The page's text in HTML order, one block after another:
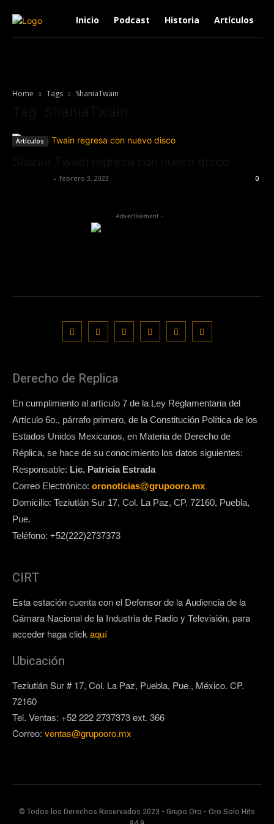
Inicio Podcast Historia Artículos
Home Tags ShaniaTwain
Artículos
- febrero 3, 2023 0
- Advertisement -
Derecho de Replica
En cumplimiento al artículo 7 de la Ley Reglamentaria del
Artículo 6o., párrafo primero, de la Constitución Política de los
Estados Unidos Mexicanos, en Materia de Derecho de
Réplica, se hace de su conocimiento los datos siguientes:
Responsable: Lic. Patricia Estrada
Correo Electrónico: oronoticias@grupooro.mx
Domicilio: Teziutlán Sur 17, Col. La Paz, CP. 72160, Puebla,
Pue.
Teléfono: +52(222)2737373
CIRT
Esta estación cuenta con el Defensor de la Audiencia de la
Cámara Nacional de la Industria de Radio y Televisión, para
acceder haga click aquí
Ubicación
Teziutlán Sur # 17, Col. La Paz, Puebla, Pue., México. CP.
72160
Tel. Ventas: +52 222 2737373 ext. 366
Correo: ventas@grupooro.mx
© Todos los Derechos Reservados 2023 - Grupo Oro - Oro Solo Hits